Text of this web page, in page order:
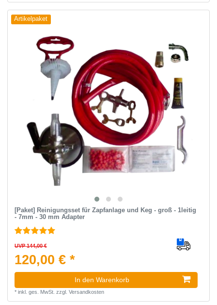
Artikelpaket
[Paket] Reinigungsset für Zapfanlage und Keg - groß - 1leitig
- 7mm - 30 mm Adapter
UVP 144,00 €
120,00 € *
In den Warenkorb
* inkl. ges. MwSt. zzgl. Versandkosten